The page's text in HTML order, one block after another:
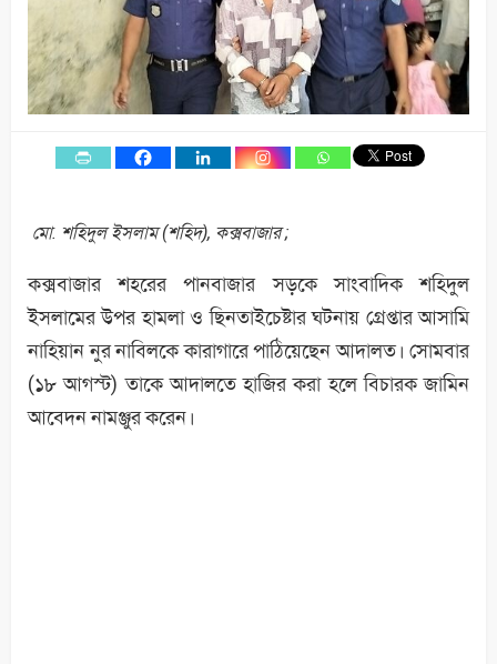
মো. শহিদুল ইসলাম (শহিদ), কক্সবাজার ;
কক্সবাজার শহরের পানবাজার সড়কে সাংবাদিক শহিদুল
ইসলামের উপর হামলা ও ছিনতাইচেষ্টার ঘটনায় গ্রেপ্তার আসামি
নাহিয়ান নুর নাবিলকে কারাগারে পাঠিয়েছেন আদালত। সোমবার
(১৮ আগস্ট) তাকে আদালতে হাজির করা হলে বিচারক জামিন
আবেদন নামঞ্জুর করেন।